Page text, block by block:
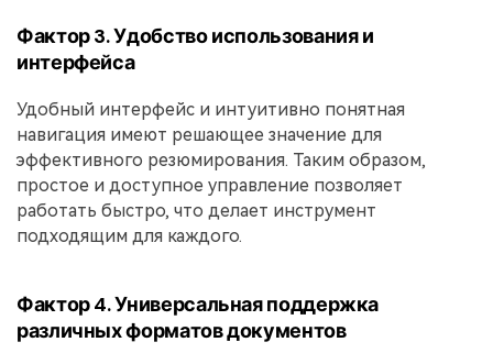
Фактор 3. Удобство использования и
интерфейса
Удобный интерфейс и интуитивно понятная
навигация имеют решающее значение для
эффективного резюмирования. Таким образом,
простое и доступное управление позволяет
работать быстро, что делает инструмент
подходящим для каждого.
Фактор 4. Универсальная поддержка
различных форматов документов